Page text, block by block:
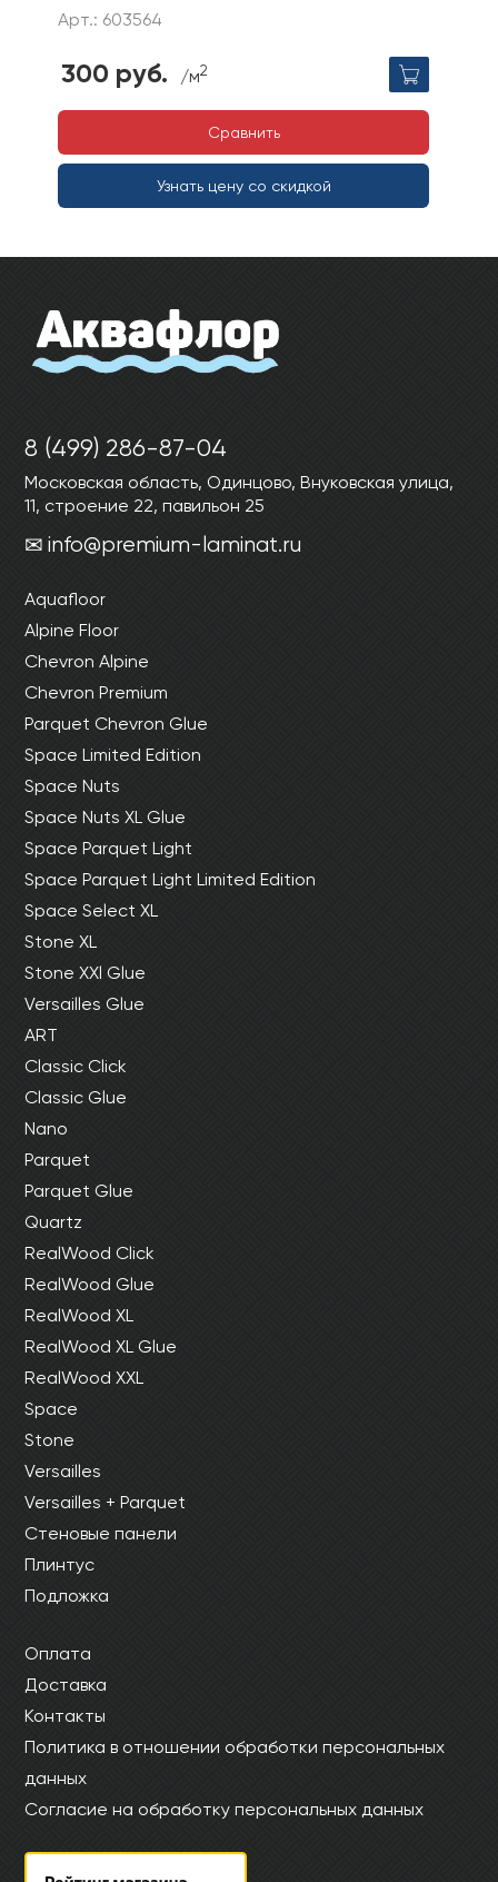
Арт.: 603564
300 руб. /м2
Сравнить
Узнать цену со скидкой
8 (499) 286-87-04
Московская область, Одинцово, Внуковская улица,
11, строение 22, павильон 25
info@premium-laminat.ru
Aquafloor
Alpine Floor
Chevron Alpine
Chevron Premium
Parquet Chevron Glue
Space Limited Edition
Space Nuts
Space Nuts XL Glue
Space Parquet Light
Space Parquet Light Limited Edition
Space Select XL
Stone XL
Stone XXl Glue
Versailles Glue
ART
Classic Click
Classic Glue
Nano
Parquet
Parquet Glue
Quartz
RealWood Click
RealWood Glue
RealWood XL
RealWood XL Glue
RealWood XXL
Space
Stone
Versailles
Versailles + Parquet
Стеновые панели
Плинтус
Подложка
Оплата
Доставка
Контакты
Политика в отношении обработки персональных
данных
Согласие на обработку персональных данных